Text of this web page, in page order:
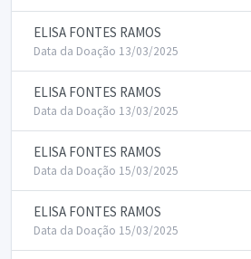
ELISA FONTES RAMOS
Data da Doação 13/03/2025
ELISA FONTES RAMOS
Data da Doação 13/03/2025
ELISA FONTES RAMOS
Data da Doação 15/03/2025
ELISA FONTES RAMOS
Data da Doação 15/03/2025